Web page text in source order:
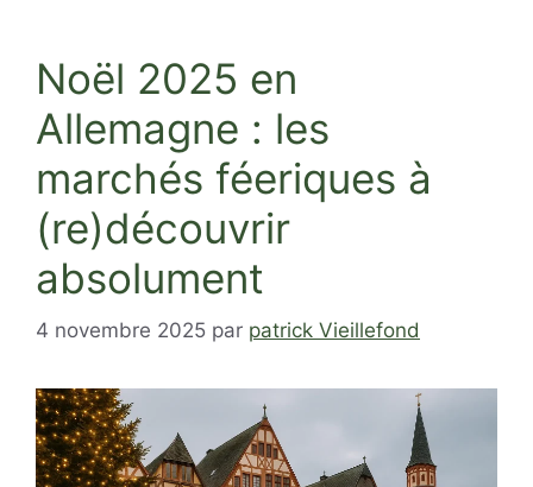
Noël 2025 en
Allemagne : les
marchés féeriques à
(re)découvrir
absolument
4 novembre 2025 par patrick Vieillefond